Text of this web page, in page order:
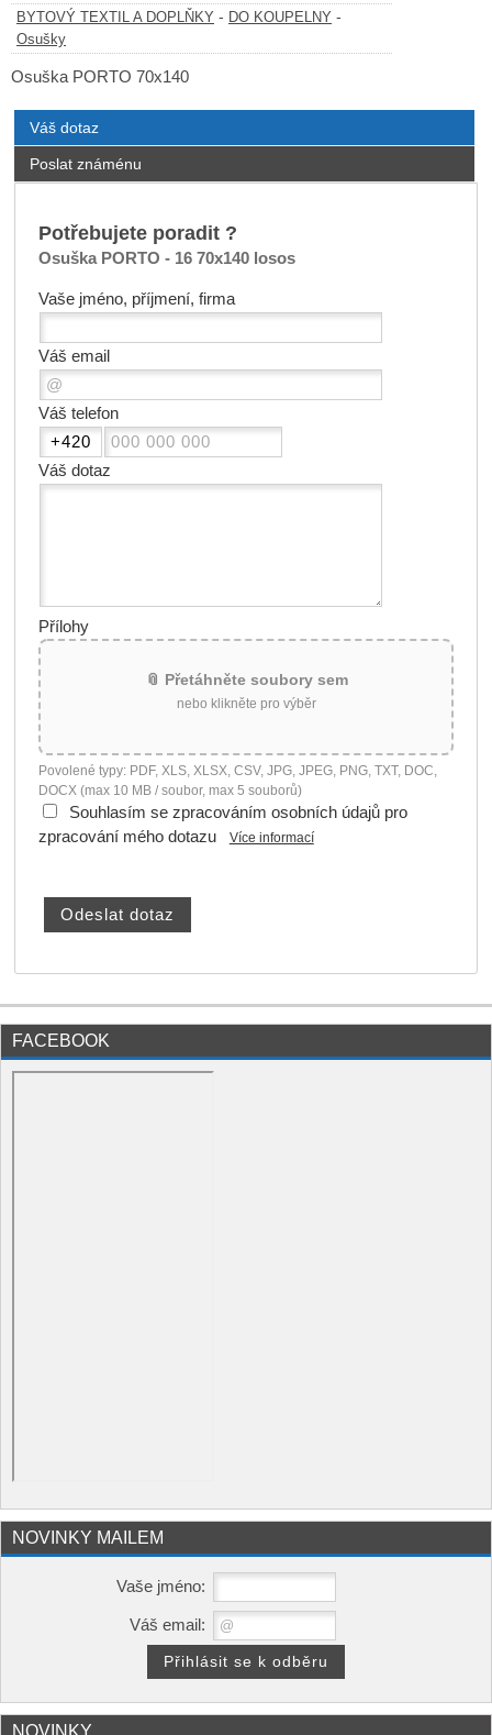
BYTOVÝ TEXTIL A DOPLŇKY - DO KOUPELNY -
Osušky
Osuška PORTO 70x140
Váš dotaz
Poslat známénu
Potřebujete poradit ?
Osuška PORTO - 16 70x140 losos
Vaše jméno, příjmení, firma
Váš email
Váš telefon
Váš dotaz
Přílohy
📎 Přetáhněte soubory sem
nebo klikněte pro výběr
Povolené typy: PDF, XLS, XLSX, CSV, JPG, JPEG, PNG, TXT, DOC,
DOCX (max 10 MB / soubor, max 5 souborů)
Souhlasím se zpracováním osobních údajů pro
zpracování mého dotazu
Více informací
FACEBOOK
NOVINKY MAILEM
Vaše jméno:
Váš email:
NOVINKY